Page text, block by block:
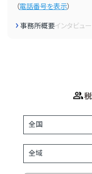
（電話番号を表示）
事務所概要インタビュー